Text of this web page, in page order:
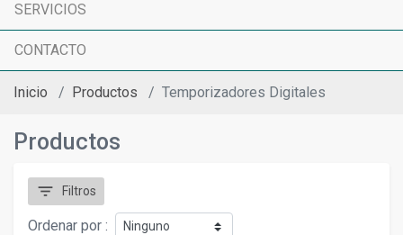
SERVICIOS
CONTACTO
Inicio Productos Temporizadores Digitales
Productos
filter_list Filtros
Ordenar por :